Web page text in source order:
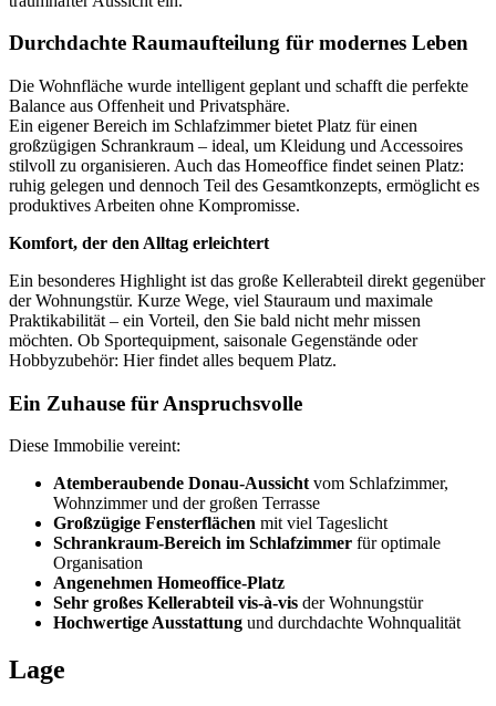
Durchdachte Raumaufteilung für modernes Leben
Die Wohnfläche wurde intelligent geplant und schafft die perfekte
Balance aus Offenheit und Privatsphäre.
Ein eigener Bereich im Schlafzimmer bietet Platz für einen
großzügigen Schrankraum – ideal, um Kleidung und Accessoires
stilvoll zu organisieren. Auch das Homeoffice findet seinen Platz:
ruhig gelegen und dennoch Teil des Gesamtkonzepts, ermöglicht es
produktives Arbeiten ohne Kompromisse.
Komfort, der den Alltag erleichtert
Ein besonderes Highlight ist das große Kellerabteil direkt gegenüber
der Wohnungstür. Kurze Wege, viel Stauraum und maximale
Praktikabilität – ein Vorteil, den Sie bald nicht mehr missen
möchten. Ob Sportequipment, saisonale Gegenstände oder
Hobbyzubehör: Hier findet alles bequem Platz.
Ein Zuhause für Anspruchsvolle
Diese Immobilie vereint:
Atemberaubende Donau-Aussichtvom Schlafzimmer,
Wohnzimmer und der großen Terrasse
Großzügige Fensterflächen mit viel Tageslicht
Schrankraum-Bereich im Schlafzimmer für optimale
Organisation
Angenehmen Homeoffice-Platz
Sehr großes Kellerabteil vis-à-vis der Wohnungstür
Hochwertige Ausstattung und durchdachte Wohnqualität
Lage